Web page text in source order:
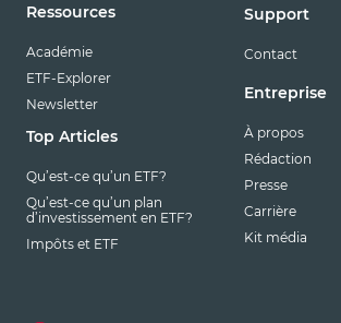
Ressources
Académie
ETF-Explorer
Newsletter
Top Articles
Qu’est-ce qu’un ETF?
Qu’est-ce qu’un plan
d’investissement en ETF?
Impôts et ETF
Support
Contact
Entreprise
À propos
Rédaction
Presse
Carrière
Kit média